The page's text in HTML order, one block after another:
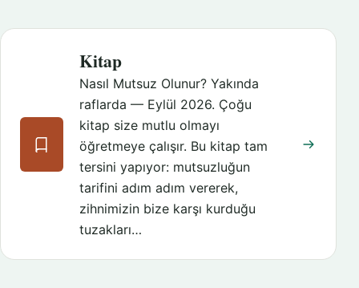
Kitap
Nasıl Mutsuz Olunur? Yakında
raflarda — Eylül 2026. Çoğu
kitap size mutlu olmayı
öğretmeye çalışır. Bu kitap tam
tersini yapıyor: mutsuzluğun
tarifini adım adım vererek,
zihnimizin bize karşı kurduğu
tuzakları…